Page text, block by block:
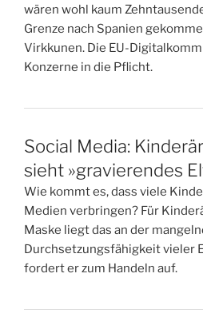
wären wohl kaum
Grenze nach Spanien
Virkkunen. Die EU-
Konzerne in die Pflicht.
Social Media:
sieht »gravierendes
Wie kommt es, dass viele
Medien verbringen? Für
Maske liegt das an der
Durchsetzungsfähigkeit vieler
fordert er zum Handeln auf.